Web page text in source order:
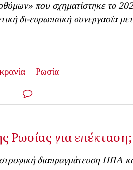
που σχηματίστηκε το
δι-ευρωπαϊκή συνεργασία
Ρωσία
Ρωσίας για επέκταση;
διαπραγμάτευση ΗΠΑ